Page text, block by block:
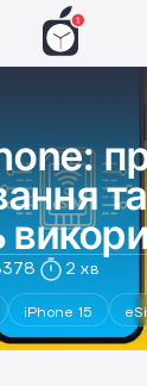
та
2 хв
iPhone 15